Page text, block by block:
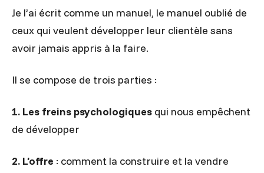
Je l’ai écrit comme un manuel, le manuel oublié de
ceux qui veulent développer leur clientèle sans
avoir jamais appris à la faire.
Il se compose de trois parties :
1. Les freins psychologiques qui nous empêchent
de développer
2. L’offre : comment la construire et la vendre